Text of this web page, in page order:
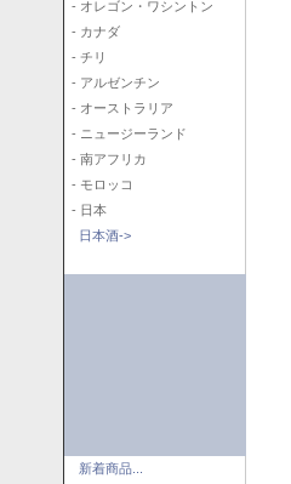
- オレゴン・ワシントン
- カナダ
- チリ
- アルゼンチン
- オーストラリア
- ニュージーランド
- 南アフリカ
- モロッコ
- 日本
日本酒->
新着商品...